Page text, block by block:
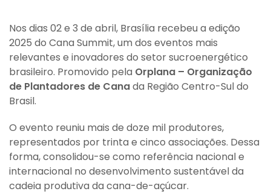
Nos dias 02 e 3 de abril, Brasília recebeu a edição
2025 do Cana Summit, um dos eventos mais
relevantes e inovadores do setor sucroenergético
brasileiro. Promovido pela Orplana – Organização
de Plantadores de Canada Região Centro-Sul do
Brasil.
O evento reuniu mais de doze mil produtores,
representados por trinta e cinco associações. Dessa
forma, consolidou-se como referência nacional e
internacional no desenvolvimento sustentável da
cadeia produtiva da cana-de-açúcar.